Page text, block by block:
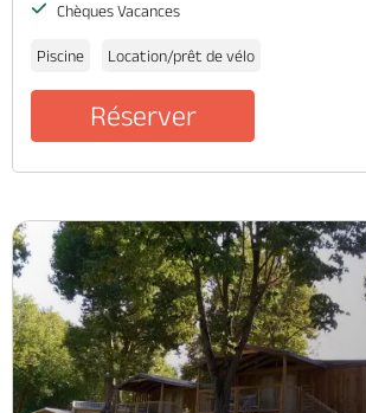
Chèques Vacances
Piscine Location/prêt de vélo
Réserver